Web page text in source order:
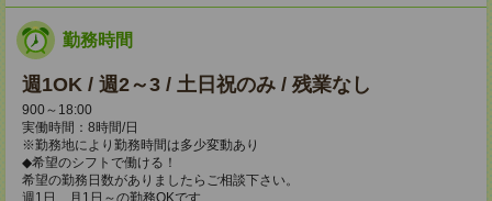
勤務時間
週1OK / 週2～3 / 土日祝のみ / 残業なし
900～18:00
実働時間：8時間/日
※勤務地により勤務時間は多少変動あり
◆希望のシフトで働ける！
希望の勤務日数がありましたらご相談下さい。
週1日、月1日～の勤務OKです